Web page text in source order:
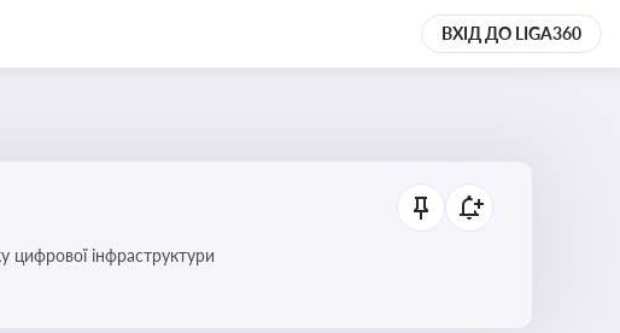
ВХІД ДО LIGA360
цифрової інфраструктури